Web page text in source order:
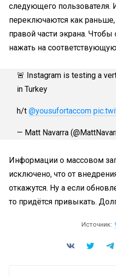
следующего пользователя.
переключаются как
правой части экрана. Чтобы
нажать на
🚨 Instagram is testing a
in Turkey
h/t @yousufortaccom
— Matt Navarra
Информации о массовом
исключено, что от
откажутся. Ну а если
то придётся привыкать.
Источник: